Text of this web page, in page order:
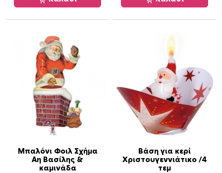
0
,
Μπαλόνι Φοιλ Σχήμα
Αη Βασίλης &
καμινάδα
Βάση για κερί
Χριστουγεννιάτικο /4
τεμ